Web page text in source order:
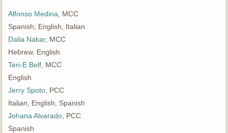
Alfonso Medina , MCC
Spanish, English, Italian
Dalia Nakar, MCC
Hebrew, English
Teri-E Belf , MCC
English
Jerry Spoto , PCC
Italian, English, Spanish
Johana Alvarado , PCC
Spanish